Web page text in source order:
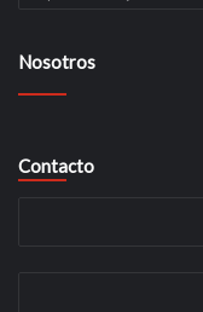
Nosotros
Contacto